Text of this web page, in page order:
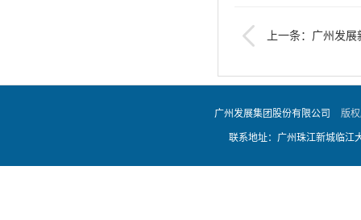
建库人： 广州发
联系人：陈工联
5.建库代理机构：
上一条：广州发
一体化服务企业库（第
广州发展集团股份有限公司 版
联系地址：广州珠江新城临江